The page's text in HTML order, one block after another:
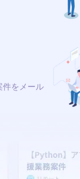
件をメール